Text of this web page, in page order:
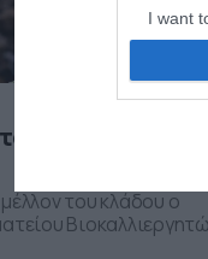
I want
I want
χωράφια η
του κλάδου ο